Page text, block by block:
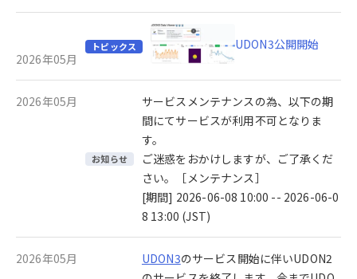
2026年05月
トピックス UDON3公開開始
2026年05月
お知らせ
サービスメンテナンスの為、以下の期
間にてサービスが利用不可となりま
す。
ご迷惑をおかけしますが、ご了承くだ
さい。［メンテナンス］
[期間] 2026-06-08 10:00 -- 2026-06-0
8 13:00 (JST)
2026年05月 UDON3のサービス開始に伴いUDON2